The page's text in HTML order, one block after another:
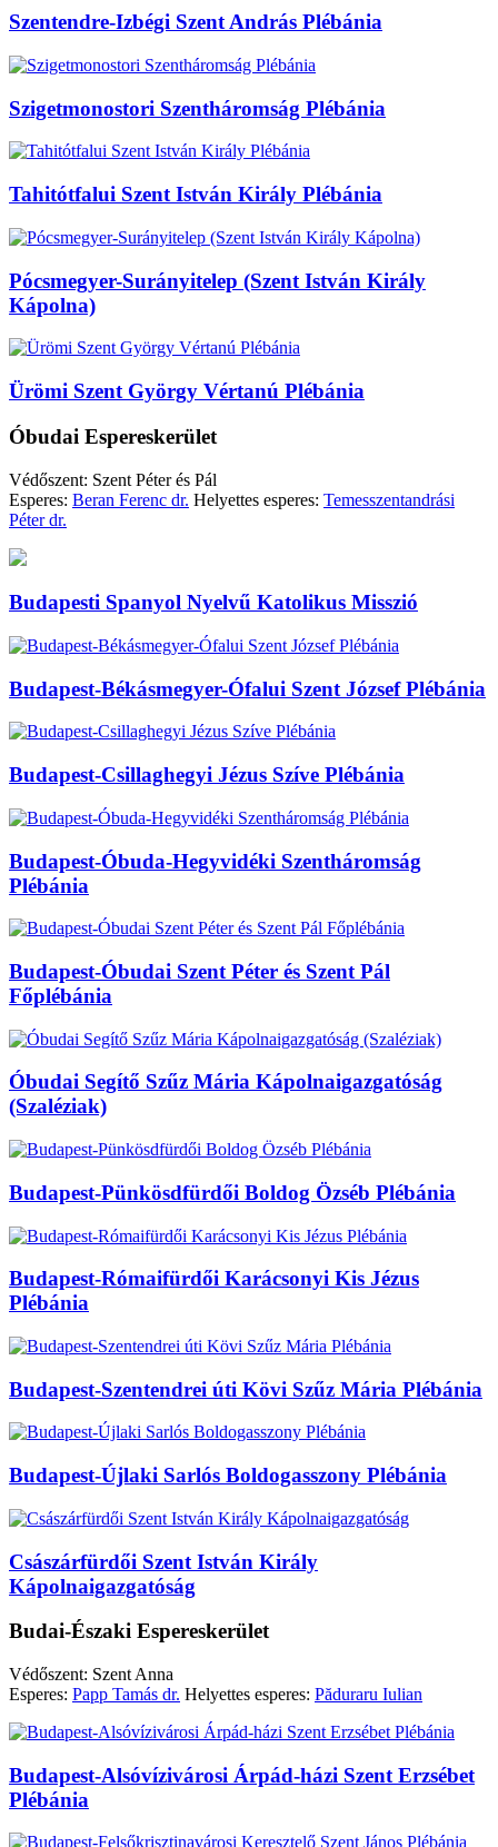
Szentendre-Izbégi Szent András Plébánia
Szigetmonostori Szentháromság Plébánia
Tahitótfalui Szent István Király Plébánia
Pócsmegyer-Surányitelep (Szent István Király
Kápolna)
Ürömi Szent György Vértanú Plébánia
Óbudai Espereskerület
Védőszent: Szent Péter és Pál
Esperes: Beran Ferenc dr. Helyettes esperes: Temesszentandrási
Péter dr.
Budapesti Spanyol Nyelvű Katolikus Misszió
Budapest-Békásmegyer-Ófalui Szent József Plébánia
Budapest-Csillaghegyi Jézus Szíve Plébánia
Budapest-Óbuda-Hegyvidéki Szentháromság
Plébánia
Budapest-Óbudai Szent Péter és Szent Pál
Főplébánia
Óbudai Segítő Szűz Mária Kápolnaigazgatóság
(Szaléziak)
Budapest-Pünkösdfürdői Boldog Özséb Plébánia
Budapest-Rómaifürdői Karácsonyi Kis Jézus
Plébánia
Budapest-Szentendrei úti Kövi Szűz Mária Plébánia
Budapest-Újlaki Sarlós Boldogasszony Plébánia
Császárfürdői Szent István Király
Kápolnaigazgatóság
Budai-Északi Espereskerület
Védőszent: Szent Anna
Esperes: Papp Tamás dr. Helyettes esperes: Păduraru Iulian
Budapest-Alsóvízivárosi Árpád-házi Szent Erzsébet
Plébánia